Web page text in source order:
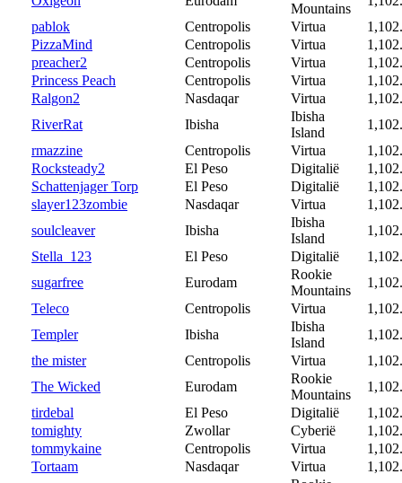
Mountains
pablok
Centropolis Virtua
PizzaMind
Centropolis Virtua
preacher2
Centropolis Virtua
Princess Peach
Centropolis Virtua
Ralgon2
Nasdaqar Virtua
RiverRat
Ibisha
Ibisha
Island
rmazzine
Centropolis Virtua
Rocksteady2
El Peso Digitalië
Schattenjager Torp
El Peso Digitalië
slayer123zombie
Nasdaqar Virtua
soulcleaver
Ibisha
Ibisha
Island
Stella_123
El Peso Digitalië
sugarfree
Eurodam
Rookie
Mountains
Teleco
Centropolis Virtua
Templer
Ibisha
Ibisha
Island
the mister
Centropolis Virtua
The Wicked
Eurodam
Rookie
Mountains
tirdebal
El Peso Digitalië
tomighty
Zwollar Cyberië
tommykaine
Centropolis Virtua
Tortaam
Nasdaqar Virtua